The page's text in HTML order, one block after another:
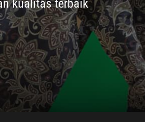
kualitas terbaik